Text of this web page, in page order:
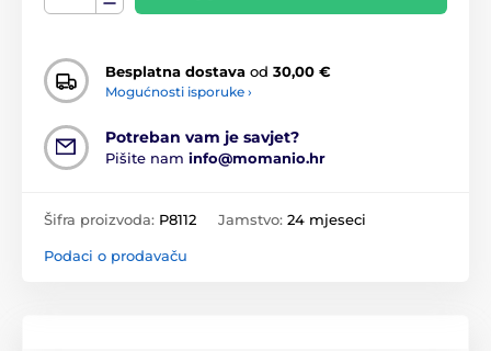
Besplatna dostava od 30,00 €
Mogućnosti isporuke ›
Potreban vam je savjet?
Pišite nam info@momanio.hr
Šifra proizvoda: P8112 Jamstvo: 24 mjeseci
Podaci o prodavaču